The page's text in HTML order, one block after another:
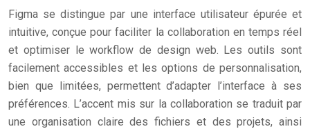
Figma se distingue par une interface utilisateur épurée et
intuitive, conçue pour faciliter la collaboration en temps réel
et optimiser le workflow de design web. Les outils sont
facilement accessibles et les options de personnalisation,
bien que limitées, permettent d’adapter l’interface à ses
préférences. L’accent mis sur la collaboration se traduit par
une organisation claire des fichiers et des projets, ainsi